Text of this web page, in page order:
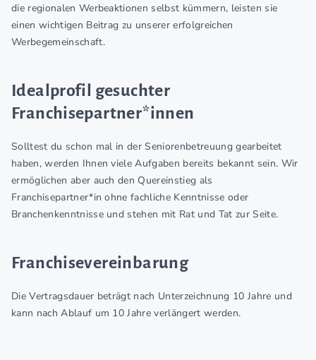
die regionalen Werbeaktionen selbst kümmern, leisten sie
einen wichtigen Beitrag zu unserer erfolgreichen
Werbegemeinschaft.
Idealprofil gesuchter
Franchisepartner*innen
Solltest du schon mal in der Seniorenbetreuung gearbeitet
haben, werden Ihnen viele Aufgaben bereits bekannt sein. Wir
ermöglichen aber auch den Quereinstieg als
Franchisepartner*in ohne fachliche Kenntnisse oder
Branchenkenntnisse und stehen mit Rat und Tat zur Seite.
Franchisevereinbarung
Die Vertragsdauer beträgt nach Unterzeichnung 10 Jahre und
kann nach Ablauf um 10 Jahre verlängert werden.